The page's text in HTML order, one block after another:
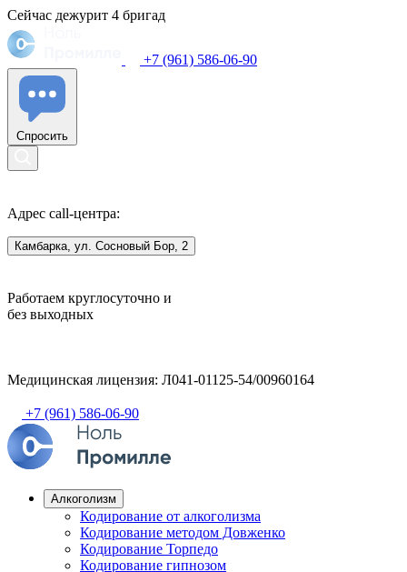
Сейчас дежурит 4 бригад
+7 (961) 586-06-90
Спросить
Адрес call-центра:
Камбарка, ул. Сосновый Бор, 2
Работаем круглосуточно и
без выходных
Медицинская лицензия: Л041-01125-54/00960164
+7 (961) 586-06-90
Алкоголизм
Кодирование от алкоголизма
Кодирование методом Довженко
Кодирование Торпедо
Кодирование гипнозом